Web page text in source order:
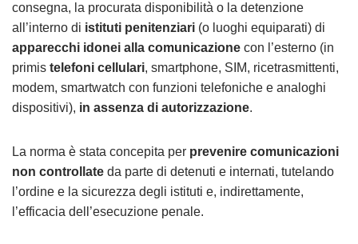
consegna, la procurata disponibilità o la detenzione
all’interno di istituti penitenziari (o luoghi equiparati) di
apparecchi idonei alla comunicazione con l’esterno (in
primis telefoni cellulari, smartphone, SIM, ricetrasmittenti,
modem, smartwatch con funzioni telefoniche e analoghi
dispositivi), in assenza di autorizzazione.
La norma è stata concepita per prevenire comunicazioni
non controllate da parte di detenuti e internati, tutelando
l’ordine e la sicurezza degli istituti e, indirettamente,
l’efficacia dell’esecuzione penale.